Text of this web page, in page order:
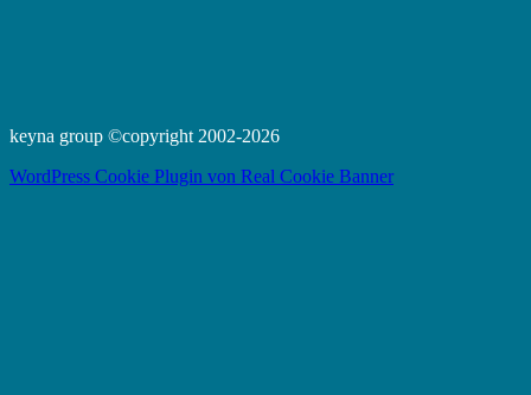
keyna group ©copyright 2002-2026
WordPress Cookie Plugin von Real Cookie Banner